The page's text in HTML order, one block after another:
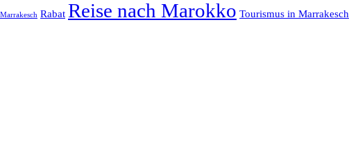
Rabat Reise nach Marokko Tourismus in Marrakesch